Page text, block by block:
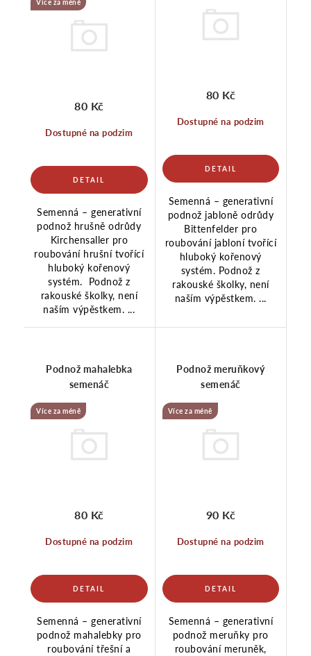
Dostupné na podzim
80 Kč
Semenná – generativní
podnož hrušně odrůdy
Kirchensaller pro
roubování hrušní tvořící
hluboký kořenový
systém. Podnož z
rakouské školky, není
naším výpěstkem. ...
Dostupné na podzim
80 Kč
Semenná – generativní
podnož jabloně odrůdy
Bittenfelder pro
roubování jabloní tvořící
hluboký kořenový
systém. Podnož z
rakouské školky, není
naším výpěstkem. ...
Podnož mahalebka
semenáč
Více za méně
Dostupné na podzim
80 Kč
Semenná – generativní
podnož mahalebky pro
roubování třešní a
Podnož meruňkový
semenáč
Více za méně
Dostupné na podzim
90 Kč
Semenná – generativní
podnož meruňky pro
roubování meruněk,